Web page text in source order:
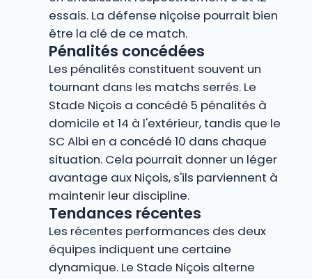
essais. La défense niçoise pourrait bien
être la clé de ce match.
Pénalités concédées
Les pénalités constituent souvent un
tournant dans les matchs serrés. Le
Stade Niçois a concédé 5 pénalités à
domicile et 14 à l'extérieur, tandis que le
SC Albi en a concédé 10 dans chaque
situation. Cela pourrait donner un léger
avantage aux Niçois, s'ils parviennent à
maintenir leur discipline.
Tendances récentes
Les récentes performances des deux
équipes indiquent une certaine
dynamique. Le Stade Niçois alterne